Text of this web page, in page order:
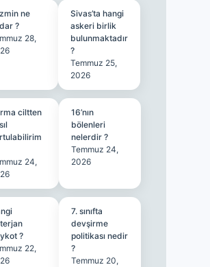
ne
?
28,
Sivas’ta hangi
askeri birlik
bulunmaktadır
?
Temmuz 25,
2026
ciltten
24,
16’nın
bölenleri
nelerdir ?
Temmuz 24,
2026
?
22,
7. sınıfta
devşirme
politikası nedir
?
Temmuz 20,